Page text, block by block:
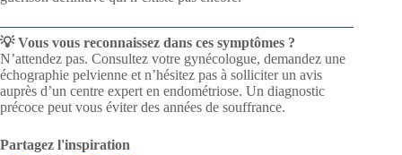
💡 Vous vous reconnaissez dans ces symptômes ?
N’attendez pas. Consultez votre gynécologue, demandez une
échographie pelvienne et n’hésitez pas à solliciter un avis
auprès d’un centre expert en endométriose. Un diagnostic
précoce peut vous éviter des années de souffrance.
Partagez l'inspiration